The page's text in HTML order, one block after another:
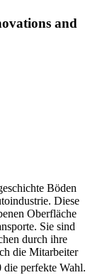
and
Böden
Diese
Oberfläche
Sie sind
durch ihre
die Mitarbeiter
die perfekte Wahl.